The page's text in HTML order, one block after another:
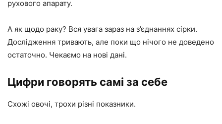
рухового апарату.
А як щодо раку? Вся увага зараз на з’єднаннях сірки.
Дослідження тривають, але поки що нічого не доведено
остаточно. Чекаємо на нові дані.
Цифри говорять самі за себе
Схожі овочі, трохи різні показники.